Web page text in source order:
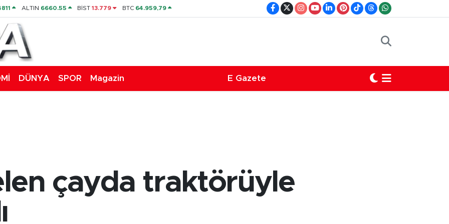
ALTIN 6660.55 BİST13.779 BTC 64.959,79
DÜNYA SPOR Magazin E Gazete
çayda traktörüyle